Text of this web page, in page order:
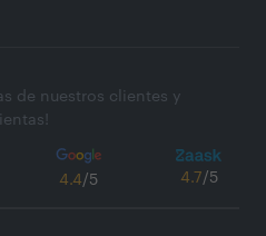
de nuestros clientes y
4.4/5 4.7/5